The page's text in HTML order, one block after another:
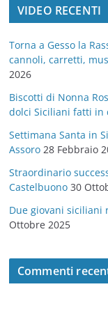
o
r
e
VIDEO RECENTI
Torna a Gesso la
cannoli, carretti,
2026
Biscotti di Nonna
dolci Siciliani fatti in
Settimana Santa in
Assoro 28 Febbraio
Straordinario
Castelbuono 30
Due giovani siciliani
Ottobre 2025
Commenti